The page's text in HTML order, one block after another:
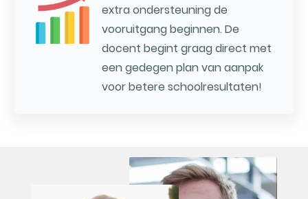
extra ondersteuning de
vooruitgang beginnen. De
docent begint graag direct met
een gedegen plan van aanpak
voor betere schoolresultaten!